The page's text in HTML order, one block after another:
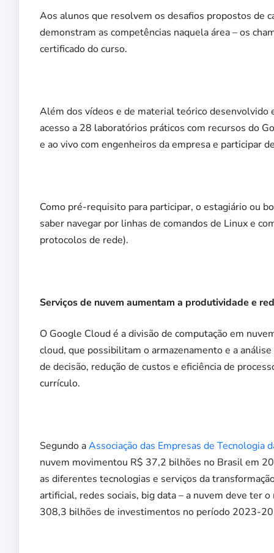
Aos alunos que resolvem os desafios propostos de
demonstram as competências naquela área – os
certificado do curso.
Além dos vídeos e de material teórico
acesso a 28 laboratórios práticos com recursos do
e ao vivo com engenheiros da empresa e participar
Como pré-requisito para participar, o estagiário ou
saber navegar por linhas de comandos de Linux e
protocolos de rede).
Serviços de nuvem aumentam a produtividade e
O Google Cloud é a divisão de computação em
cloud, que possibilitam o armazenamento e a
de decisão, redução de custos e eficiência de
currículo.
Segundo aAssociação das Empresas de Tecnologia
nuvem movimentou R$ 37,2 bilhões no Brasil em
as diferentes tecnologias e serviços da
artificial, redes sociais, big data – a nuvem deve ter
308,3 bilhões de investimentos no período 2023-